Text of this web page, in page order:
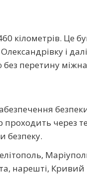
кілометрів. Це
і
без перетину
через
безпеку.
нарешті, Кривий